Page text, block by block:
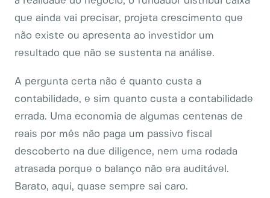
que ainda vai precisar, projeta crescimento que
não existe ou apresenta ao investidor um
resultado que não se sustenta na análise.
A pergunta certa não é quanto custa a
contabilidade, e sim quanto custa a contabilidade
errada. Uma economia de algumas centenas de
reais por mês não paga um passivo fiscal
descoberto na due diligence, nem uma rodada
atrasada porque o balanço não era auditável.
Barato, aqui, quase sempre sai caro.